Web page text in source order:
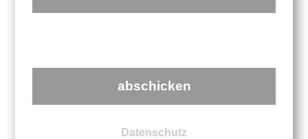
abschicken
Datenschutz